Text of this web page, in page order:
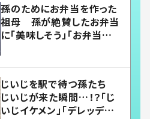
孫のためにお弁当を作った
祖母 孫が絶賛したお弁当
に「美味しそう」「お弁当すご
じいじを駅で待つ孫たち
じいじが来た瞬間…！？「じ
いじイケメン」「デレッデレ」